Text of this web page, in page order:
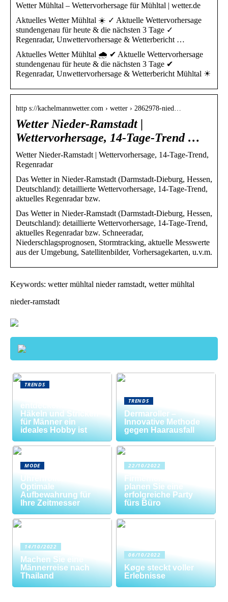
Wetter Mühltal – Wettervorhersage für Mühltal | wetter.de
Aktuelles Wetter Mühltal ☀️ ✓ Aktuelle Wettervorhersage
stundengenau für heute & die nächsten 3 Tage ✓
Regenradar, Unwettervorhersage & Wetterbericht …
Aktuelles Wetter Mühltal 🌧️ ✔ Aktuelle Wettervorhersage
stundengenau für heute & die nächsten 3 Tage ✔
Regenradar, Unwettervorhersage & Wetterbericht Mühltal ☀
http s://kachelmannwetter.com › wetter › 2862978-nied…
Wetter Nieder-Ramstadt |
Wettervorhersage, 14-Tage-Trend …
Wetter Nieder-Ramstadt | Wettervorhersage, 14-Tage-Trend,
Regenradar
Das Wetter in Nieder-Ramstadt (Darmstadt-Dieburg, Hessen,
Deutschland): detaillierte Wettervorhersage, 14-Tage-Trend,
aktuelles Regenradar bzw.
Das Wetter in Nieder-Ramstadt (Darmstadt-Dieburg, Hessen,
Deutschland): detaillierte Wettervorhersage, 14-Tage-Trend,
aktuelles Regenradar bzw. Schneeradar,
Niederschlagsprognosen, Stormtracking, aktuelle Messwerte
aus der Umgebung, Satellitenbilder, Vorhersagekarten, u.v.m.
Keywords: wetter mühltal nieder ramstadt, wetter mühltal
nieder-ramstadt
TRENDS
entdecken: Warum
Häkeln und Stricken
für Männer ein
ideales Hobby ist
TRENDS
Dermaroller –
Innovative Methode
gegen Haarausfall
MODE
Uhrenrolle: Die
Optimale
Aufbewahrung für
Ihre Zeitmesser
22/10/2022
Firmenfeier? So
planen Sie eine
erfolgreiche Party
fürs Büro
14/10/2022
Machen Sie eine
Männerreise nach
Thailand
06/10/2022
Køge steckt voller
Erlebnisse